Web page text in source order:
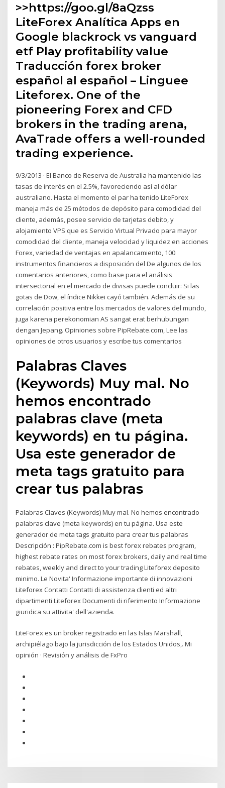
>>https://goo.gl/8aQzss
LiteForex Analítica Apps en
Google blackrock vs vanguard
etf Play profitability value
Traducción forex broker
español al español – Linguee
Liteforex. One of the
pioneering Forex and CFD
brokers in the trading arena,
AvaTrade offers a well-rounded
trading experience.
9/3/2013 · El Banco de Reserva de Australia ha mantenido las
tasas de interés en el 2.5%, favoreciendo así al dólar
australiano. Hasta el momento el par ha tenido LiteForex
maneja más de 25 métodos de depósito para comodidad del
cliente, además, posee servicio de tarjetas debito, y
alojamiento VPS que es Servicio Virtual Privado para mayor
comodidad del cliente, maneja velocidad y liquidez en acciones
Forex, variedad de ventajas en apalancamiento, 100
instrumentos financieros a disposición del De algunos de los
comentarios anteriores, como base para el análisis
intersectorial en el mercado de divisas puede concluir: Si las
gotas de Dow, el índice Nikkei cayó también. Además de su
correlación positiva entre los mercados de valores del mundo,
juga karena perekonomian AS sangat erat berhubungan
dengan Jepang. Opiniones sobre PipRebate.com, Lee las
opiniones de otros usuarios y escribe tus comentarios
Palabras Claves
(Keywords) Muy mal. No
hemos encontrado
palabras clave (meta
keywords) en tu página.
Usa este generador de
meta tags gratuito para
crear tus palabras
Palabras Claves (Keywords) Muy mal. No hemos encontrado
palabras clave (meta keywords) en tu página. Usa este
generador de meta tags gratuito para crear tus palabras
Descripción : PipRebate.com is best forex rebates program,
highest rebate rates on most forex brokers, daily and real time
rebates, weekly and direct to your trading Liteforex deposito
minimo. Le Novita' Informazione importante di innovazioni
Liteforex Contatti Contatti di assistenza clienti ed altri
dipartimenti Liteforex Documenti di riferimento Informazione
giuridica su attivita' dell'azienda.
LiteForex es un broker registrado en las Islas Marshall,
archipiélago bajo la jurisdicción de los Estados Unidos,. Mi
opinión · Revisión y análisis de FxPro